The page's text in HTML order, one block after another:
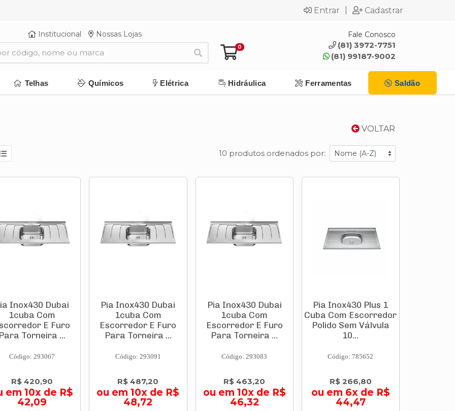
Entrar Cadastrar
Institucional Nossas Lojas
0
Fale Conosco
(81) 3972-7751
(81) 99187-9002
Telhas Químicos Elétrica Hidráulica Ferramentas Saldão
VOLTAR
10 produtos ordenados por:
Inox430 Dubai
1cuba Com
E Furo
Torneira ...
Código: 293067
R$ 420,90
em 10x de R$
42,09
Pia Inox430 Dubai
1cuba Com
Escorredor E Furo
Para Torneira ...
Código: 293091
R$ 487,20
ou em 10x de R$
48,72
Pia Inox430 Dubai
1cuba Com
Escorredor E Furo
Para Torneira ...
Código: 293083
R$ 463,20
ou em 10x de R$
46,32
Pia Inox430 Plus 1
Cuba Com Escorredor
Polido Sem Válvula
10...
Código: 785652
R$ 266,80
ou em 6x de R$
44,47